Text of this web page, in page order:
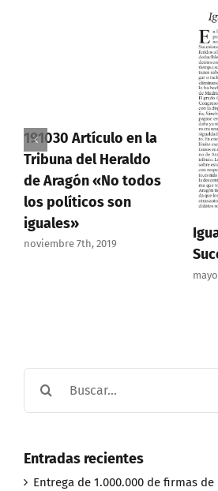
191030 Artículo en la
Tribuna del Heraldo
de Aragón «No todos
los políticos son
iguales»
noviembre 7th, 2019
Entradas recientes
Entrega de 1.000.000 de firmas de